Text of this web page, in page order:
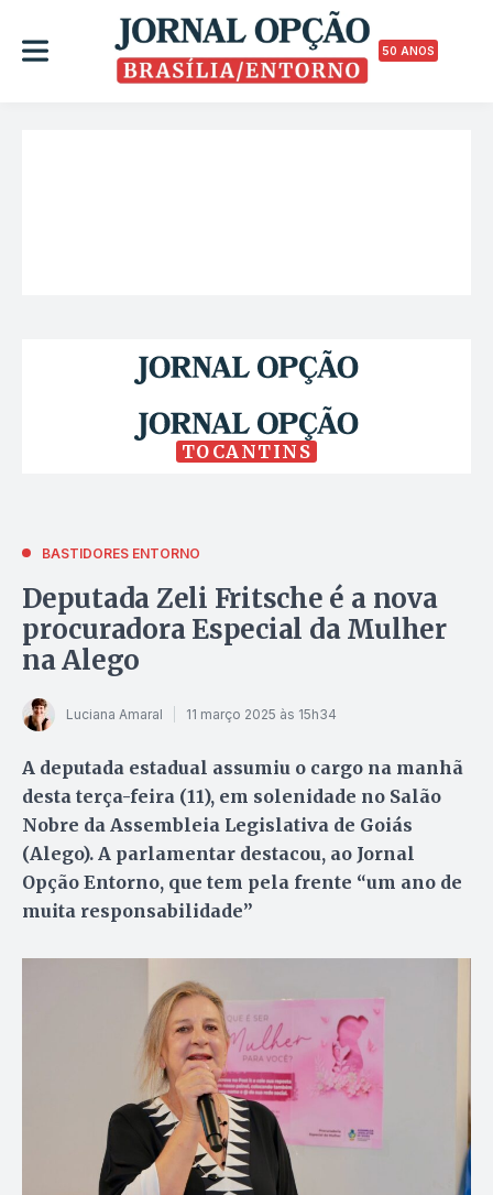
50 ANOS
TOCANTINS
BASTIDORES ENTORNO
Deputada Zeli Fritsche é a nova
procuradora Especial da Mulher
na Alego
Luciana Amaral 11 março 2025 às 15h34
A deputada estadual assumiu o cargo na manhã
desta terça-feira (11), em solenidade no Salão
Nobre da Assembleia Legislativa de Goiás
(Alego). A parlamentar destacou, ao Jornal
Opção Entorno, que tem pela frente “um ano de
muita responsabilidade”